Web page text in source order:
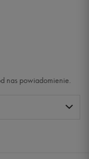
nas powiadomienie.